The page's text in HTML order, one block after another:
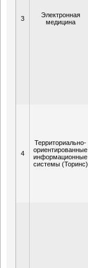
3
Электронная
медицина
4
Территориально-
ориентированные
информационные
системы (Торинс)